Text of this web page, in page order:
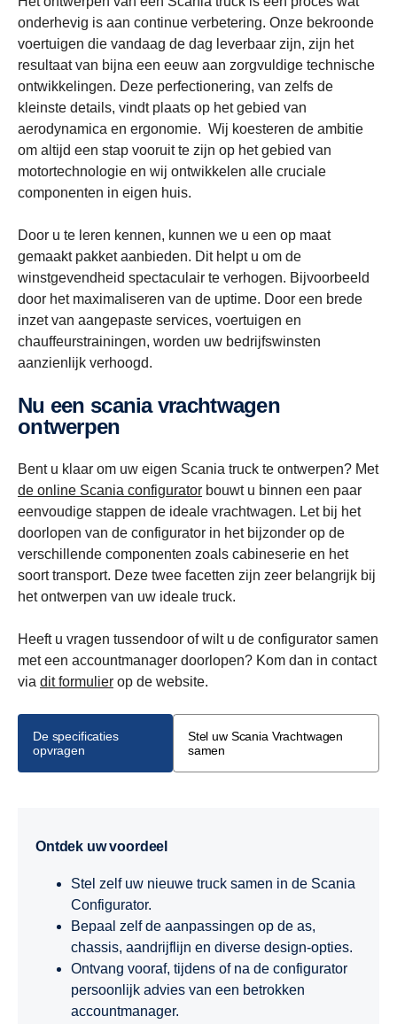
onderhevig is aan continue verbetering. Onze bekroonde
voertuigen die vandaag de dag leverbaar zijn, zijn het
resultaat van bijna een eeuw aan zorgvuldige technische
ontwikkelingen. Deze perfectionering, van zelfs de
kleinste details, vindt plaats op het gebied van
aerodynamica en ergonomie. Wij koesteren de ambitie
om altijd een stap vooruit te zijn op het gebied van
motortechnologie en wij ontwikkelen alle cruciale
componenten in eigen huis.
Door u te leren kennen, kunnen we u een op maat
gemaakt pakket aanbieden. Dit helpt u om de
winstgevendheid spectaculair te verhogen. Bijvoorbeeld
door het maximaliseren van de uptime. Door een brede
inzet van aangepaste services, voertuigen en
chauffeurstrainingen, worden uw bedrijfswinsten
aanzienlijk verhoogd.
Nu een scania vrachtwagen
ontwerpen
Bent u klaar om uw eigen Scania truck te ontwerpen? Met
de online Scania configurator bouwt u binnen een paar
eenvoudige stappen de ideale vrachtwagen. Let bij het
doorlopen van de configurator in het bijzonder op de
verschillende componenten zoals cabineserie en het
soort transport. Deze twee facetten zijn zeer belangrijk bij
het ontwerpen van uw ideale truck.
Heeft u vragen tussendoor of wilt u de configurator samen
met een accountmanager doorlopen? Kom dan in contact
via dit formulier op de website.
De specificaties
opvragen
Stel uw Scania Vrachtwagen
samen
Ontdek uw voordeel
Stel zelf uw nieuwe truck samen in de Scania
Configurator.
Bepaal zelf de aanpassingen op de as,
chassis, aandrijflijn en diverse design-opties.
Ontvang vooraf, tijdens of na de configurator
persoonlijk advies van een betrokken
accountmanager.